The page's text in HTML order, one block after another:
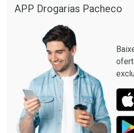
APP Drogarias Pacheco